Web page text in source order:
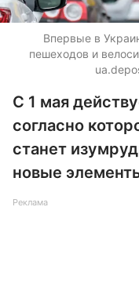
Впервые в
пешеходов и
С 1 мая
согласно
станет
новые
Реклама